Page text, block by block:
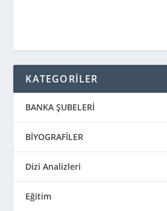
KATEGORİLER
BANKA ŞUBELERİ
BİYOGRAFİLER
Dizi Analizleri
Eğitim